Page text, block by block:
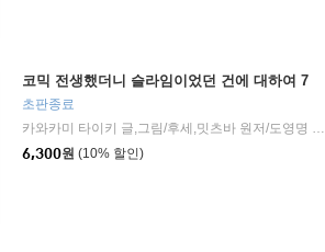
코믹 전생했더니 슬라임이었던 건에 대하여 7
초판종료
카와카미 타이키 글,그림/후세,밋츠바 원저/도영명 역
6,300원 (10% 할인)